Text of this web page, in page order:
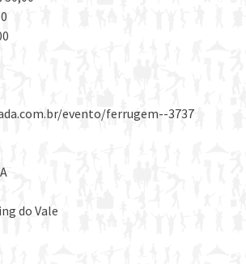
evento/ferrugem--3737
do Vale